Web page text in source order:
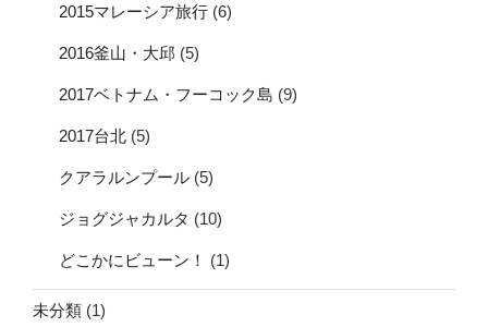
2015マレーシア旅行 (6)
2016釜山・大邱 (5)
2017ベトナム・フーコック島 (9)
2017台北 (5)
クアラルンプール (5)
ジョグジャカルタ (10)
どこかにビューン！ (1)
未分類 (1)